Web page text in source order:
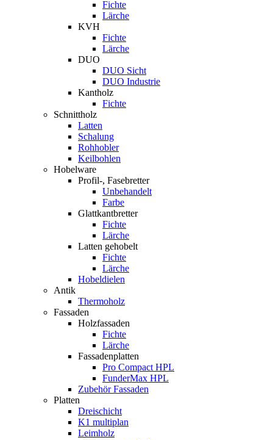
Fichte
Lärche
KVH
Fichte
Lärche
DUO
DUO Sicht
DUO Industrie
Kantholz
Fichte
Schnittholz
Latten
Schalung
Rohhobler
Keilbohlen
Hobelware
Profil-, Fasebretter
Unbehandelt
Farbe
Glattkantbretter
Fichte
Lärche
Latten gehobelt
Fichte
Lärche
Hobeldielen
Antik
Thermoholz
Fassaden
Holzfassaden
Fichte
Lärche
Fassadenplatten
Pro Compact HPL
FunderMax HPL
Zubehör Fassaden
Platten
Dreischicht
K1 multiplan
Leimholz